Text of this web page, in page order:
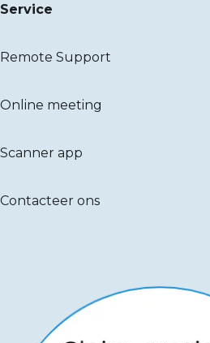
Service
Remote Support
Online meeting
Scanner app
Contacteer ons